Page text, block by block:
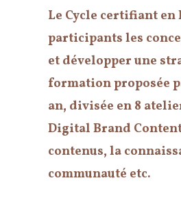
Le Cycle certifiant
participants les
et développer une
formation proposée
an, divisée en 8
Digital Brand
contenus, la
communauté etc.